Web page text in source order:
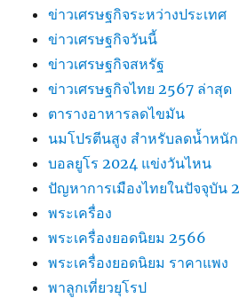
ข่าวเศรษฐกิจระหว่างประเทศ
ข่าวเศรษฐกิจวันนี้
ข่าวเศรษฐกิจสหรัฐ
ข่าวเศรษฐกิจไทย 2567 ล่าสุด
ตารางอาหารลดไขมัน
นมโปรตีนสูง สำหรับลดน้ำหนัก
บอลยูโร 2024 แข่งวันไหน
ปัญหาการเมืองไทยในปัจจุบัน
พระเครื่อง
พระเครื่องยอดนิยม 2566
พระเครื่องยอดนิยม ราคาแพง
พาลูกเที่ยวยุโรป